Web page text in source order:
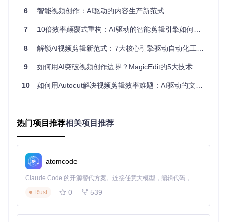
解析技术架构：揭开智能创作的黑箱
智能视频创作系统的核心是一个类似"数字导演"的中央处理单
任务，而是通过解读用户需求，调用相应的专业模块完成特定
AI引擎通过标准化协议指挥内容生成、素材检索、音频合成等
中央引擎如何接收用户需求，分解任务并分配给各专业模块，
入的主题和参数；任务调度器将创作过程分解为有序步骤；质
量控制器则监控每个环节的输出质量，确保最终成片符合预
期。三者协同工作，使系统能够像经验丰富的导演一样，高效
6 智能视频创作：AI驱动的内容生产新范式
7 10倍效率颠覆式重构：AI驱动的智能剪辑引擎如何重塑视频创作流程
8 解锁AI视频剪辑新范式：7大核心引擎驱动自动化工作流
9 如何用AI突破视频创作边界？MagicEdit的5大技术革新
10 如何用Autocut解决视频剪辑效率难题：AI驱动的文本剪辑新范式
热门项目推荐相关项目推荐
atomcode
Claude Code 的开源替代方案。连接任意大模型，编辑代码，运行命令，自动验证 — 全自动执行。用 Rust 构建，极致性能。 ｜ An open-source alternative to Claude Code. Connect any LLM, edit code, run commands, and verify changes — autonomously. Built in Rust for speed. Get Started
Rust
0 539